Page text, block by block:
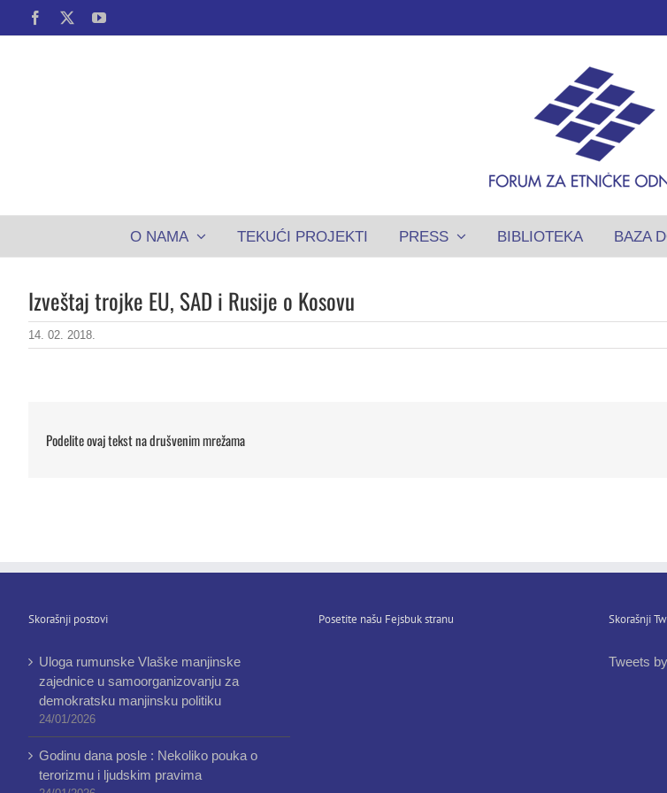
Facebook YouTube
O NAMA TEKUĆI PROJEKTI PRESS BIBLIOTEKA BAZA
Izveštaj trojke EU, SAD i Rusije o Kosovu
14. 02. 2018.
Podelite ovaj tekst na drušvenim mrežama
Skorašnji postovi
Uloga rumunske Vlaške manjinske
zajednice u samoorganizovanju za
demokratsku manjinsku politiku
24/01/2026
Godinu dana posle : Nekoliko pouka o
terorizmu i ljudskim pravima
Posetite našu Fejsbuk stranu Skorašnji
Tweets